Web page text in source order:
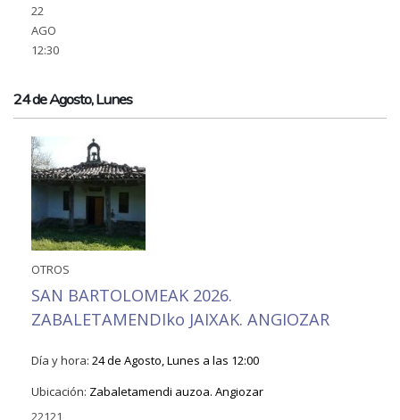
22
AGO
12:30
24 de Agosto, Lunes
OTROS
SAN BARTOLOMEAK 2026.
ZABALETAMENDIko JAIXAK. ANGIOZAR
Día y hora: 24 de Agosto, Lunes a las 12:00
Ubicación: Zabaletamendi auzoa. Angiozar
22121